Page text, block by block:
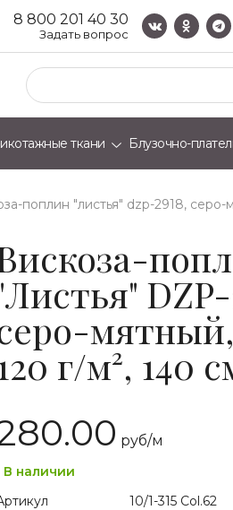
8 800 201 40 30
Задать вопрос
ткани Блузочно-
поплин "листья" dzp-2918,
DZP-
г/м², 140
руб/м
В наличии
10/1-315 Col.62